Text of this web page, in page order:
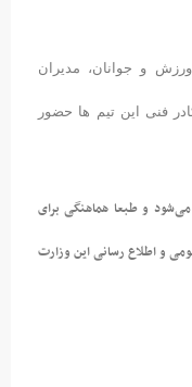
و جوانان، مدیران
فنی این تیم ها حضور
و طبعا هماهنگی برای
و اطلاع رسانی این وزارت